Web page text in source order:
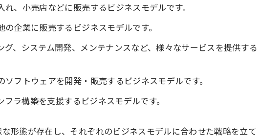
、小売店などに販売するビジネスモデルです。
企業に販売するビジネスモデルです。
グ、システム開発、メンテナンスなど、様々なサービスを提供する
ソフトウェアを開発・販売するビジネスモデルです。
フラ構築を支援するビジネスモデルです。
形態が存在し、それぞれのビジネスモデルに合わせた戦略を立て